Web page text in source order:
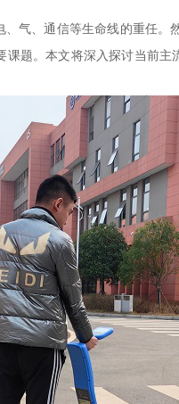
、气、通信等生命线的重任
题。本文将深入探讨当前